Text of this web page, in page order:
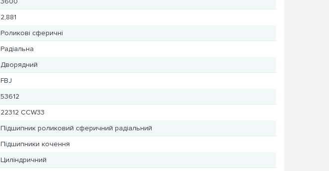
2,881
Роликові сферичні
Радіальна
Дворядний
FBJ
53612
22312 CCW33
Підшипник роликовий сферичний радіальний
Підшипники кочення
Циліндричний